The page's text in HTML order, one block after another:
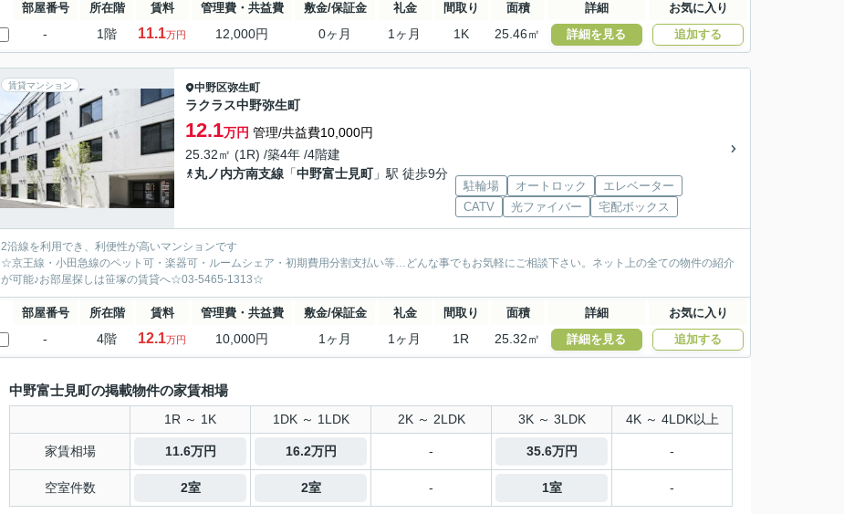
部屋番号 所在階 賃料 管理費・共益費 敷金/保証金 礼金 間取り 面積 詳細 お気に入り
- 1階 11.1万円 12,000円 0ヶ月 1ヶ月 1K 25.46㎡ 詳細を見る 追加する
賃貸マンション 中野区弥生町
ラクラス中野弥生町
12.1万円 管理/共益費10,000円
25.32㎡ (1R) /築4年 /4階建
丸ノ内方南支線 「中野富士見町」駅 徒歩9分
駐輪場 オートロック
エレベーター
CATV
光ファイバー 宅配ボックス
2沿線を利用でき、利便性が高いマンションです
☆京王線・小田急線のペット可・楽器可・ルームシェア・初期費用分割支払い等…どんな事でもお気軽にご相談下さい。ネット上の全ての物件の紹介
が可能♪お部屋探しは笹塚の賃貸へ☆03-5465-1313☆
部屋番号 所在階 賃料 管理費・共益費 敷金/保証金 礼金 間取り 面積 詳細 お気に入り
- 4階 12.1万円 10,000円 1ヶ月 1ヶ月 1R 25.32㎡ 詳細を見る 追加する
中野富士見町の掲載物件の家賃相場
1R ～ 1K 1DK ～ 1LDK 2K ～ 2LDK 3K ～ 3LDK 4K ～ 4LDK以上
家賃相場 11.6万円 16.2万円 - 35.6万円 -
空室件数 2室 2室 - 1室 -